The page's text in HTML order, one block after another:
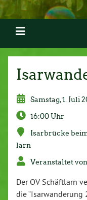
Samstag, 1. Juli
16:00 Uhr
Is­ar­brü­cke
larn
Ver­an­stal­tet
Der OV Schäft­larn
die “Isar­wan­de­rung